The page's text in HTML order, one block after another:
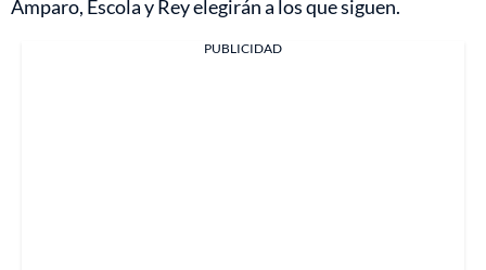
Amparo, Escola y Rey elegirán a los que siguen.
PUBLICIDAD